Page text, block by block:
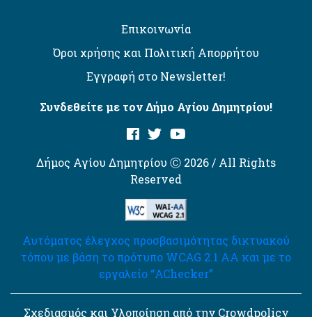
Επικοινωνία
Όροι χρήσης και Πολιτική Απορρήτου
Εγγραφή στο Newsletter!
Συνδεθείτε με τον Δήμο Αγίου Δημητρίου!
Δήμος Αγίου Δημητρίου Ⓒ 2026 / All Rights
Reserved
Αυτόματος έλεγχος προσβασιμότητας δικτυακού
τόπου με βάση το πρότυπο WCAG 2.1 AA και με το
εργαλείο “AChecker”
Σχεδιασμός και Υλοποίηση από την Crowdpolicy